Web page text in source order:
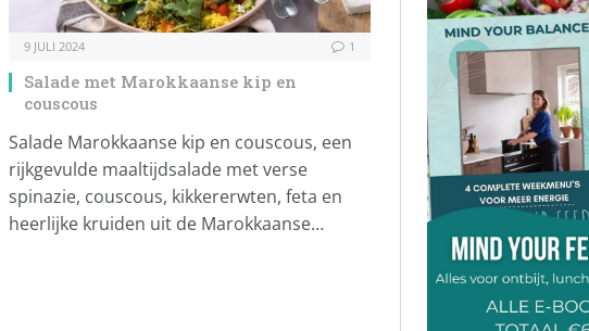
9 JULI 2024 1
Salade met Marokkaanse kip en
couscous
Salade Marokkaanse kip en couscous, een
rijkgevulde maaltijdsalade met verse
spinazie, couscous, kikkererwten, feta en
heerlijke kruiden uit de Marokkaanse…